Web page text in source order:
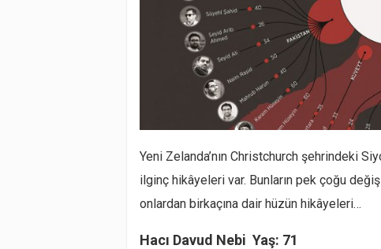
Yeni Zelanda’nın Christchurch şehrindeki
ilginç hikâyeleri var. Bunların pek çoğu
onlardan birkaçına dair hüzün hikâyeleri…
Hacı Davud Nebi Yaş: 71